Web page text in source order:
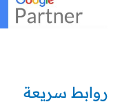
روابط سريعة